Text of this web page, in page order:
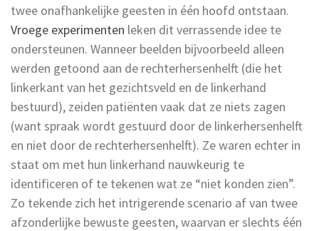
twee onafhankelijke geesten in één hoofd ontstaan.
Vroege experimenten leken dit verrassende idee te
ondersteunen. Wanneer beelden bijvoorbeeld alleen
werden getoond aan de rechterhersenhelft (die het
linkerkant van het gezichtsveld en de linkerhand
bestuurd), zeiden patiënten vaak dat ze niets zagen
(want spraak wordt gestuurd door de linkerhersenhelft
en niet door de rechterhersenhelft). Ze waren echter in
staat om met hun linkerhand nauwkeurig te
identificeren of te tekenen wat ze “niet konden zien”.
Zo tekende zich het intrigerende scenario af van twee
afzonderlijke bewuste geesten, waarvan er slechts één